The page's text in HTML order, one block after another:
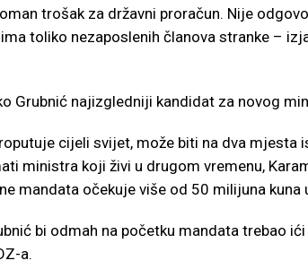
trošak za državni proračun. Nije
toliko nezaposlenih članova stranke –
Grubnić najizgledniji kandidat za novog
cijeli svijet, može biti na dva mjesta
ministra koji živi u drugom vremenu,
mandata očekuje više od 50 milijuna
bi odmah na početku mandata trebao
a.